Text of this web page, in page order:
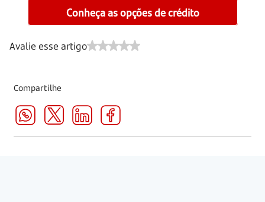
Conheça as opções de crédito
Avalie esse artigo
Compartilhe